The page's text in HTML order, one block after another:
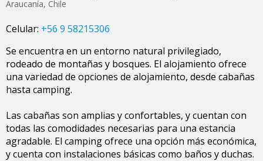
Araucanía, Chile
Celular: +56 9 58215306
Se encuentra en un entorno natural privilegiado,
rodeado de montañas y bosques. El alojamiento ofrece
una variedad de opciones de alojamiento, desde cabañas
hasta camping.
Las cabañas son amplias y confortables, y cuentan con
todas las comodidades necesarias para una estancia
agradable. El camping ofrece una opción más económica,
y cuenta con instalaciones básicas como baños y duchas.